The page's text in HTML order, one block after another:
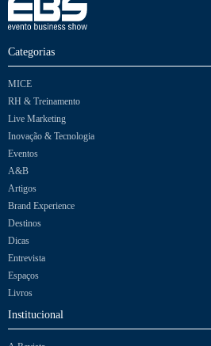
Categorias
MICE
RH & Treinamento
Live Marketing
Inovação & Tecnologia
Eventos
A&B
Artigos
Brand Experience
Destinos
Dicas
Entrevista
Espaços
Livros
Institucional